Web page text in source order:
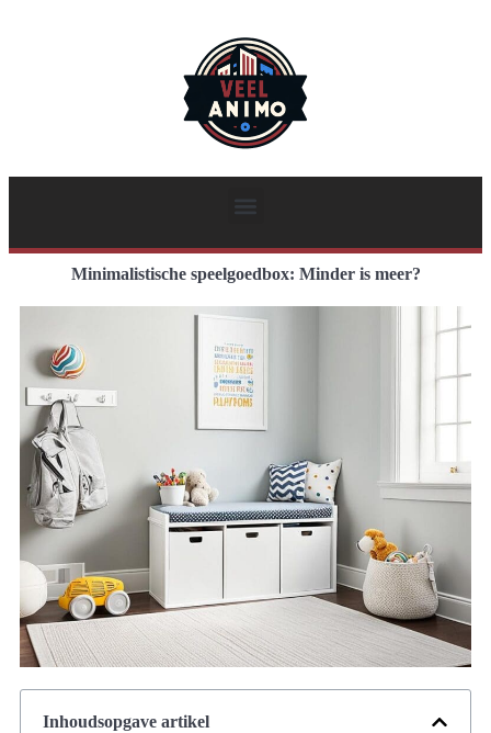
Minimalistische speelgoedbox: Minder is meer?
Inhoudsopgave artikel